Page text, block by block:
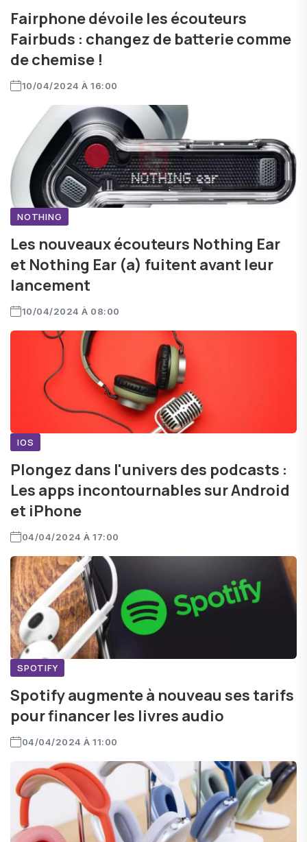
Fairphone dévoile les écouteurs
Fairbuds : changez de batterie comme
de chemise !
10/04/2024 À 16:00
NOTHING
Les nouveaux écouteurs Nothing Ear
et Nothing Ear (a) fuitent avant leur
lancement
10/04/2024 À 08:00
IOS
Plongez dans l'univers des podcasts :
Les apps incontournables sur Android
et iPhone
04/04/2024 À 17:00
SPOTIFY
Spotify augmente à nouveau ses tarifs
pour financer les livres audio
04/04/2024 À 11:00